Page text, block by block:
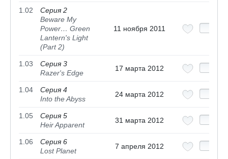
1.02
Серия 2
Beware My
Power… Green
Lantern's Light
(Part 2)
11 ноября 2011
1.03
Серия 3
Razer's Edge
17 марта 2012
1.04
Серия 4
Into the Abyss
24 марта 2012
1.05
Серия 5
Heir Apparent
31 марта 2012
1.06
Серия 6
Lost Planet
7 апреля 2012